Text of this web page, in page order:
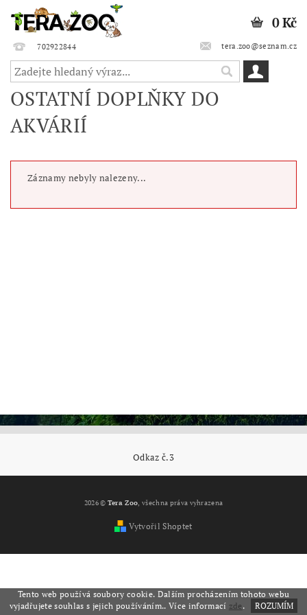
702922844 tera.zoo@seznam.cz
0 Kč
OSTATNÍ DOPLŇKY DO
AKVÁRIÍ
Záznamy nebyly nalezeny...
Odkaz č.3
2026 © Tera Zoo, všechna práva vyhrazena
Vytvořil Shoptet
Tento web používá soubory cookie. Dalším procházením tohoto webu
vyjadřujete souhlas s jejich používáním.. Více informací zde . ROZUMÍM